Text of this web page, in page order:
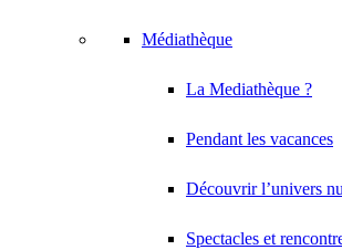
Médiathèque
La Mediathèque ?
Pendant les vacances
Découvrir l’univers
Spectacles et